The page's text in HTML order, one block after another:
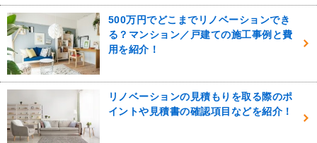
500万円でどこまでリノベーションでき
る？マンション／戸建ての施工事例と費
用を紹介！
リノベーションの見積もりを取る際のポ
イントや見積書の確認項目などを紹介！